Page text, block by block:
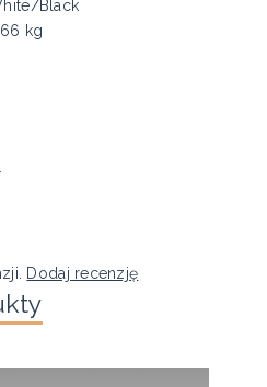
Black
kg
Dodaj recenzję